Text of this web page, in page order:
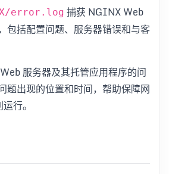
error.log 捕获 NGINX Web
包括配置问题、服务器错误和与客
服务器及其托管应用程序的问
题出现的位置和时间，帮助保障网
行。